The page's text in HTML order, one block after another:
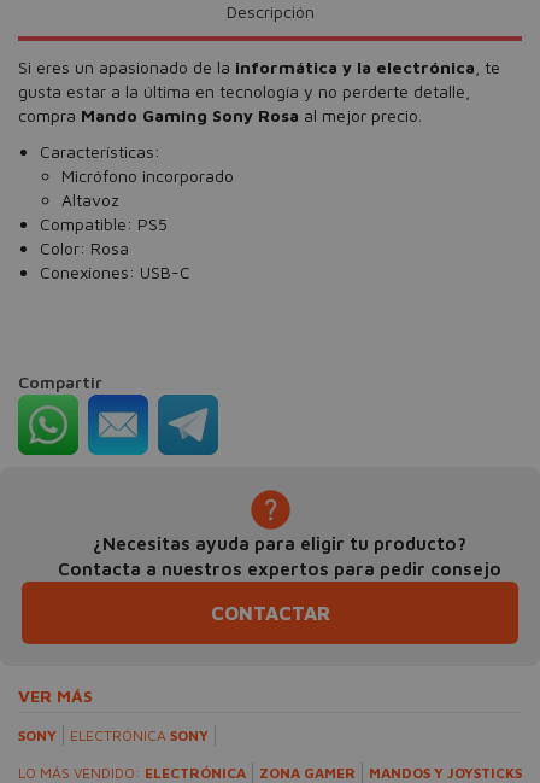
Descripción
Si eres un apasionado de la informática y la electrónica , te
gusta estar a la última en tecnología y no perderte detalle,
compra Mando Gaming Sony Rosa al mejor precio.
Características:
Micrófono incorporado
Altavoz
Compatible: PS5
Color: Rosa
Conexiones: USB-C
Compartir
¿Necesitas ayuda para eligir tu producto?
Contacta a nuestros expertos para pedir consejo
CONTACTAR
VER MÁS
SONY ELECTRÓNICA SONY
LO MÁS VENDIDO: ELECTRÓNICA ZONA GAMER MANDOS Y JOYSTICKS